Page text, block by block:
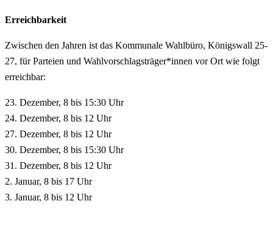
Erreichbarkeit
Zwischen den Jahren ist das Kommunale Wahlbüro, Königswall 25-
27, für Parteien und Wahlvorschlagsträger*innen vor Ort wie folgt
erreichbar:
23. Dezember, 8 bis 15:30 Uhr
24. Dezember, 8 bis 12 Uhr
27. Dezember, 8 bis 12 Uhr
30. Dezember, 8 bis 15:30 Uhr
31. Dezember, 8 bis 12 Uhr
2. Januar, 8 bis 17 Uhr
3. Januar, 8 bis 12 Uhr